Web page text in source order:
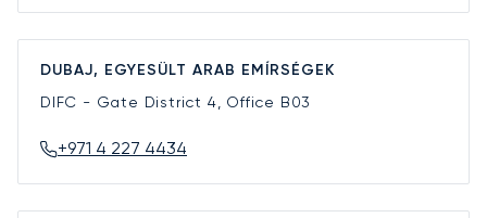
DUBAJ, EGYESÜLT ARAB EMÍRSÉGEK
DIFC - Gate District 4, Office B03
+971 4 227 4434